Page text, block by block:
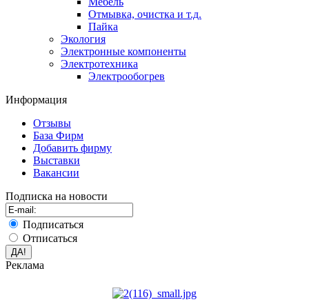
Отмывка, очистка и т.д.
Пайка
Экология
Электронные компоненты
Электротехника
Электрообогрев
Информация
Отзывы
База Фирм
Добавить фирму
Выставки
Вакансии
Подписка на новости
Подписаться
Отписаться
Реклама